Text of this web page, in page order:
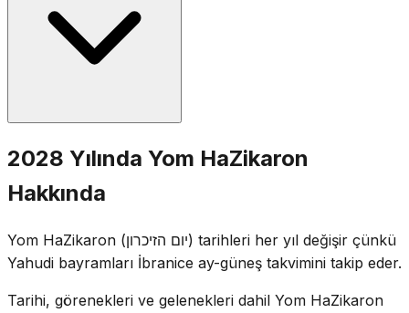
askerlerini ve terör kurbanlarını anar. Bir gün önceki
akşam saat 20:00'de bir dakikalık, ertesi gün saat
11:00'de iki dakikalık siren çalar ve bu sürede tüm ülke
İsrail genelindeki askerî mezarlıklarda anma törenleri
yapılır ve aileler şehit askerlerin mezarlarını ziyaret eder.
Eğlence mekânları kanunla kapatılır, televizyon ve radyo
isimlerinin okunması ve anma mumlarının yakılmasıyla
anılır.
2028 Yılında Yom HaZikaron
Hakkında
Yom HaZikaron (יום הזיכרון) tarihleri her yıl değişir çünkü
Yahudi bayramları İbranice ay-güneş takvimini takip eder.
Tarihi, görenekleri ve gelenekleri dahil Yom HaZikaron